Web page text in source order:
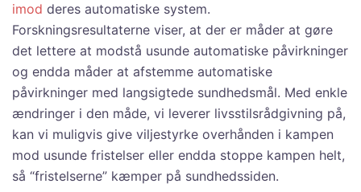
imod deres automatiske system.
Forskningsresultaterne viser, at der er måder at gøre
det lettere at modstå usunde automatiske påvirkninger
og endda måder at afstemme automatiske
påvirkninger med langsigtede sundhedsmål. Med enkle
ændringer i den måde, vi leverer livsstilsrådgivning på,
kan vi muligvis give viljestyrke overhånden i kampen
mod usunde fristelser eller endda stoppe kampen helt,
så “fristelserne” kæmper på sundhedssiden.